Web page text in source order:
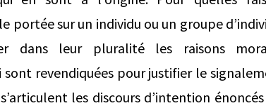
portée sur un individu ou un groupe
dans leur pluralité les raisons
revendiquées pour justifier le
les discours d’intention